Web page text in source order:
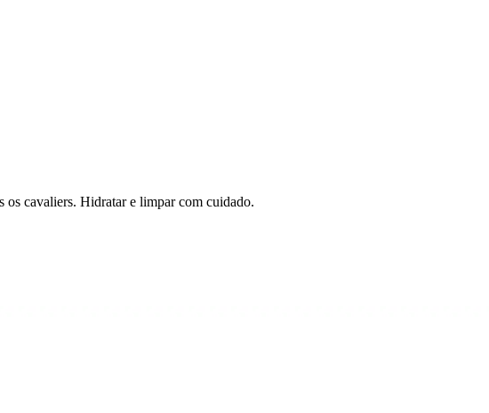
os cavaliers. Hidratar e limpar com cuidado.